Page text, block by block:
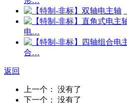
电…
合…
返回
上一个： 没有了
下一个： 没有了